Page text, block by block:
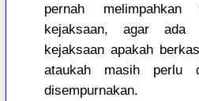
pernah
kejaksaan, agar ada
kejaksaan apakah
ataukah masih perlu
disempurnakan.